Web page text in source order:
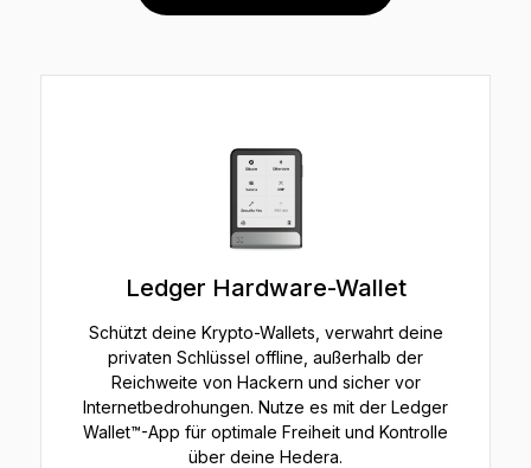
Ledger Hardware-Wallet
Schützt deine Krypto-Wallets, verwahrt deine
privaten Schlüssel offline, außerhalb der
Reichweite von Hackern und sicher vor
Internetbedrohungen. Nutze es mit der Ledger
Wallet™-App für optimale Freiheit und Kontrolle
über deine Hedera.